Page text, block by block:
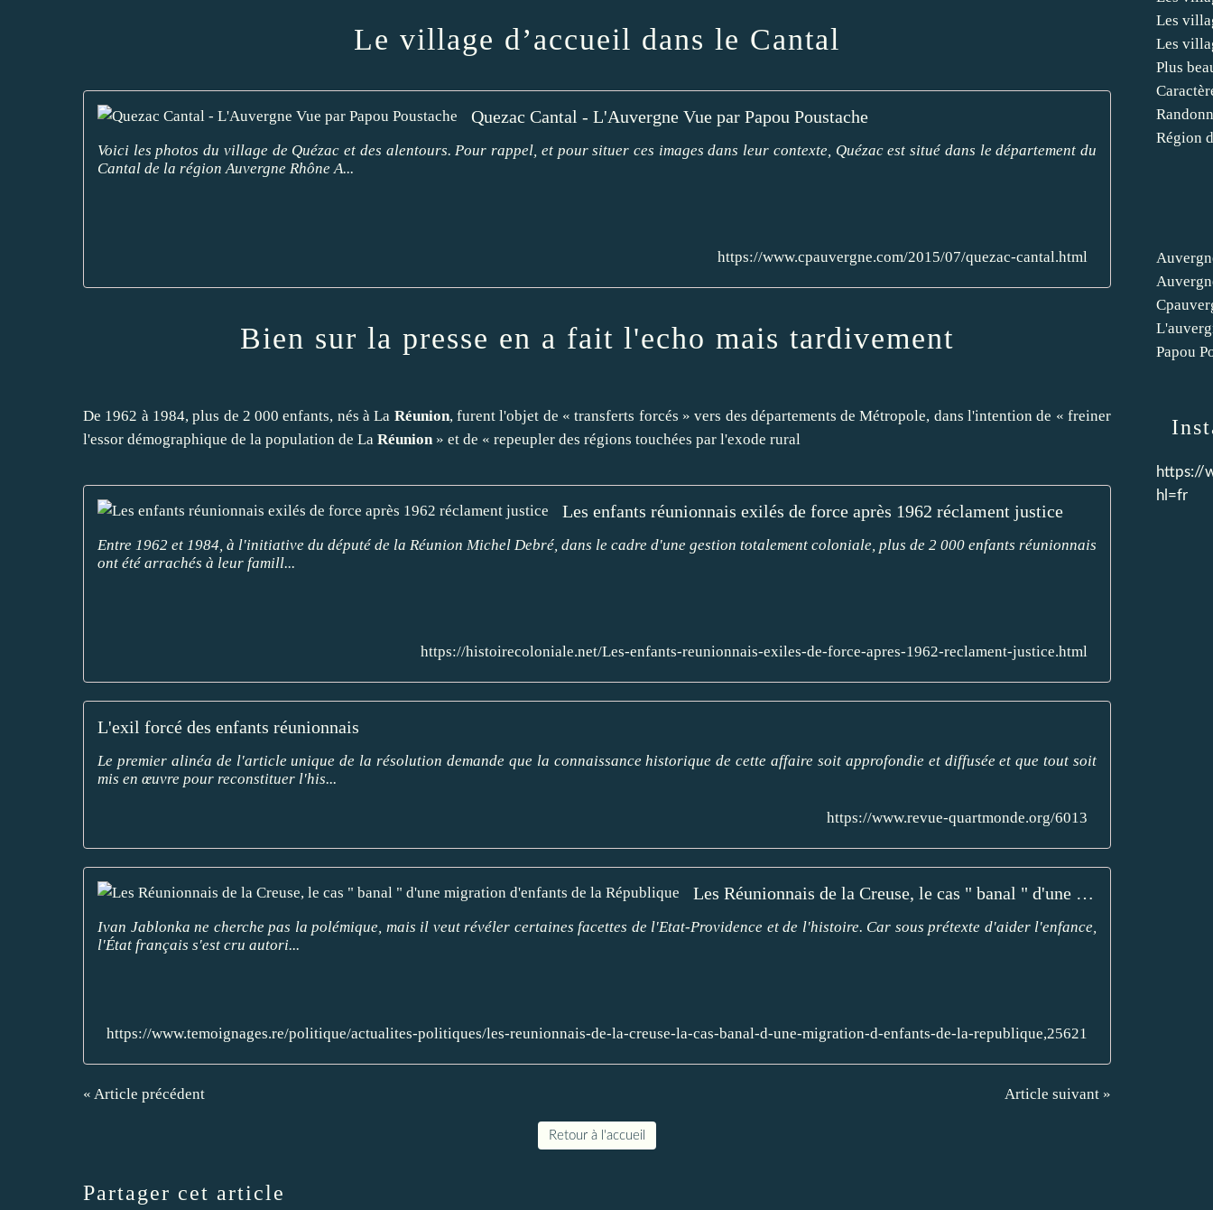
Le village d’accueil dans le Cantal
Quezac Cantal - L'Auvergne Vue par Papou Poustache
Voici les photos du village de Quézac et des alentours. Pour rappel, et pour situer ces images dans leur contexte, Quézac est situé dans le département du
Cantal de la région Auvergne Rhône A...
https://www.cpauvergne.com/2015/07/quezac-cantal.html
Bien sur la presse en a fait l'echo mais tardivement
De 1962 à 1984, plus de 2 000 enfants, nés à La Réunion, furent l'objet de « transferts forcés » vers des départements de Métropole, dans l'intention de « freiner
l'essor démographique de la population de La Réunion » et de « repeupler des régions touchées par l'exode rural
Les enfants réunionnais exilés de force après 1962 réclament justice
Entre 1962 et 1984, à l'initiative du député de la Réunion Michel Debré, dans le cadre d'une gestion totalement coloniale, plus de 2 000 enfants réunionnais
ont été arrachés à leur famill...
https://histoirecoloniale.net/Les-enfants-reunionnais-exiles-de-force-apres-1962-reclament-justice.html
L'exil forcé des enfants réunionnais
Le premier alinéa de l'article unique de la résolution demande que la connaissance historique de cette affaire soit approfondie et diffusée et que tout soit
mis en œuvre pour reconstituer l'his...
https://www.revue-quartmonde.org/6013
Les Réunionnais de la Creuse, le cas " banal " d'une migration d'enfants de la République
Ivan Jablonka ne cherche pas la polémique, mais il veut révéler certaines facettes de l'Etat-Providence et de l'histoire. Car sous prétexte d'aider l'enfance,
l'État français s'est cru autori...
https://www.temoignages.re/politique/actualites-politiques/les-reunionnais-de-la-creuse-la-cas-banal-d-une-migration-d-enfants-de-la-republique,25621
« Article précédent Article suivant »
Retour à l'accueil
Partager cet article
Papou
Les
Les
Plus
Région
https://
hl=fr